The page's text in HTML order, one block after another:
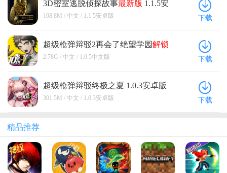
3D密室逃脱侦探故事最新版 1.1.5安
卓版
108.8M / 中文 / 1.1.5安卓版 下载
超级枪弹辩驳2再会了绝望学园解锁
作弊菜单版 1.0.5中文版
2.78G / 中文 / 1.0.5中文版 下载
超级枪弹辩驳终极之夏 1.0.3安卓版
301.5M / 中文 / 1.0.3安卓版 下载
精品推荐